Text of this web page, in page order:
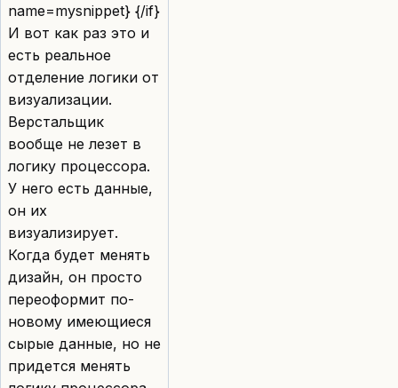
name=mysnippet} {/if}
И вот как раз это и
есть реальное
отделение логики от
визуализации.
Верстальщик
вообще не лезет в
логику процессора.
У него есть данные,
он их
визуализирует.
Когда будет менять
дизайн, он просто
переоформит по-
новому имеющиеся
сырые данные, но не
придется менять